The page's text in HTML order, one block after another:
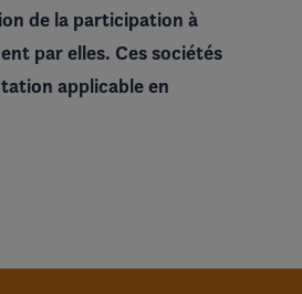
de la participation à
par elles. Ces sociétés
applicable en